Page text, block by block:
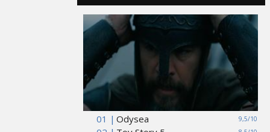
01 | 9,5/10
Odysea